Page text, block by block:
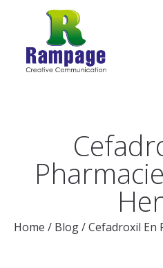
Home / Blog /Cefadroxil En